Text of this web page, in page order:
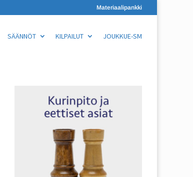
Materiaalipankki
SÄÄNNÖT KILPAILUT JOUKKUE-SM